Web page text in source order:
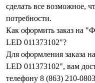
сделать все возможное,
потребности.
Как оформить заказ на
LED 011373102"?
Для оформления заказа
LED 011373102", вам
телефону 8 (863) 210-